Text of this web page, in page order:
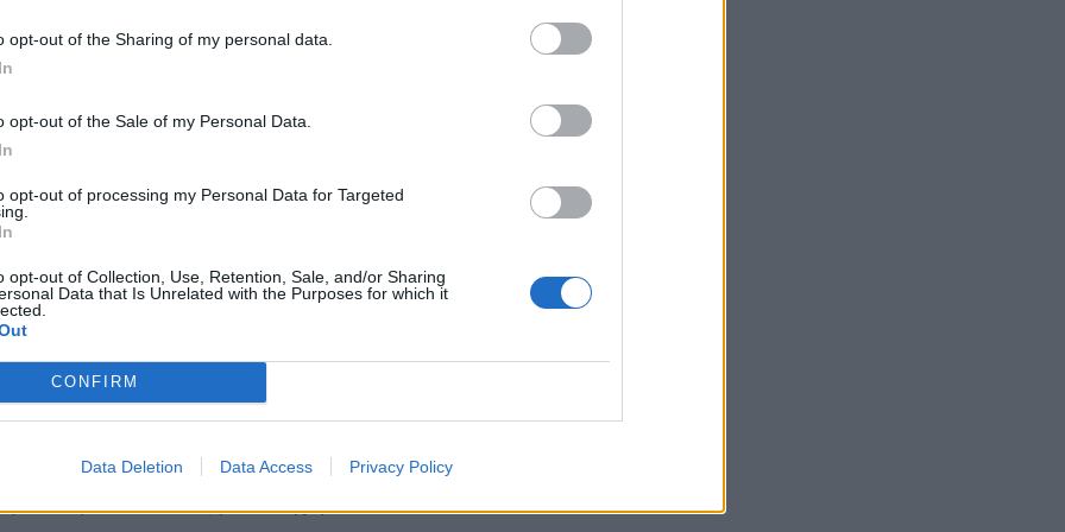
opt-out of the Sharing of my personal data.
opt-out of the Sale of my Personal Data.
opt-out of processing my Personal Data for Targeted
opt-out of Collection, Use, Retention, Sale, and/or Sharing
Data that Is Unrelated with the Purposes for which it
CONFIRM
Data Deletion Data Access Privacy Policy
και οι φίλοι του αδικοχαμένου
να τους αποτρέπει λέγοντας
χαράς, αλλά αποτελεί απόδειξη της
η μητέρα του Μάριου ξέσπασε σε
συγκινημένη που σχεδόν δέκα χρόνια
της.
κλαίγοντας έλεγε ότι είναι αθώος και
δεν έκανα τίποτα». Η σύζυγος του φώναζε
κηρύξει ομόφωνα ένοχο τον
δόλο και αθώο τον δεύτερο
ανθρωποκτονίας με ενδεχόμενο δόλο.